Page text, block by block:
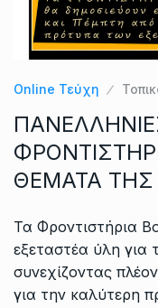
Online Τεύχη
ΘΕΜΑΤΑ
Τα Φροντιστήρια
εξεταστέα ύλη για
συνεχίζοντας
για την καλύτερη